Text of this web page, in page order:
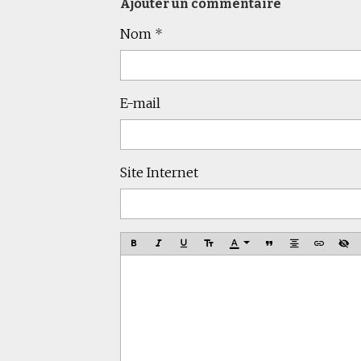
Ajouter un commentaire
Nom
E-mail
Site Internet